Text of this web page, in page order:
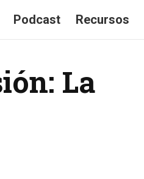
Podcast Recursos
La